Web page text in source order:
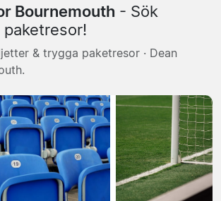
Bournemouth - Sök
& trygga paketresor · Dean